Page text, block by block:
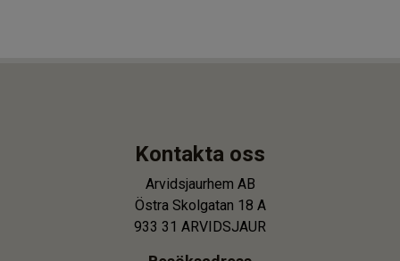
Kontakta oss
Arvidsjaurhem AB
Östra Skolgatan 18 A
933 31 ARVIDSJAUR